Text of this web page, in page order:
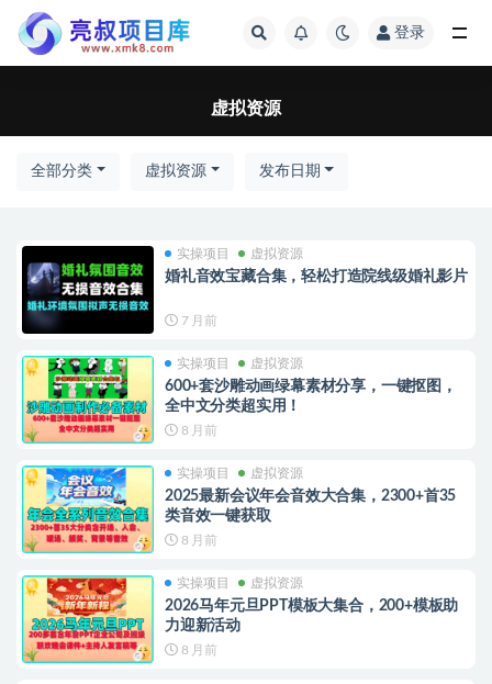
登录
虚拟资源
全部分类 虚拟资源 发布日期
实操项目 虚拟资源
婚礼音效宝藏合集，轻松打造院线级婚礼影片
7 月前
实操项目 虚拟资源
600+套沙雕动画绿幕素材分享，一键抠图，
全中文分类超实用！
8 月前
实操项目 虚拟资源
2025最新会议年会音效大合集，2300+首35
类音效一键获取
8 月前
实操项目 虚拟资源
2026马年元旦PPT模板大集合，200+模板助
力迎新活动
8 月前